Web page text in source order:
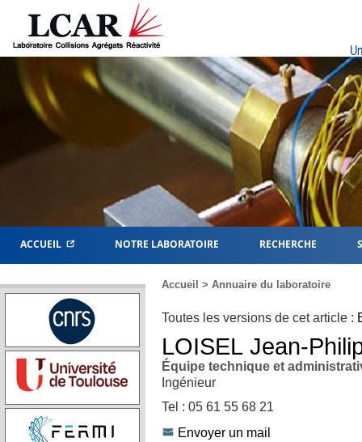
ACCUEIL NOTRE LABORATOIRE RECHERCHE
Accueil > Annuaire du laboratoire
Toutes les versions de cet article :
LOISEL Jean-
Équipe technique et
Ingénieur
Tel : 05 61 55 68 21
Envoyer un mail